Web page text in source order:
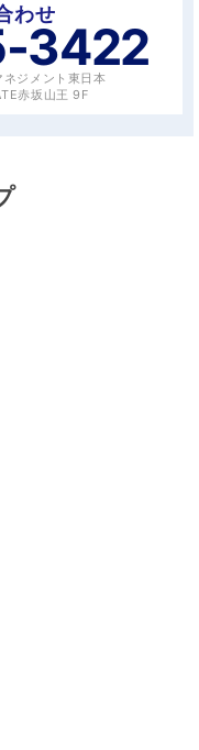
わせ
3422
ジメント東日本
赤坂山王 9F